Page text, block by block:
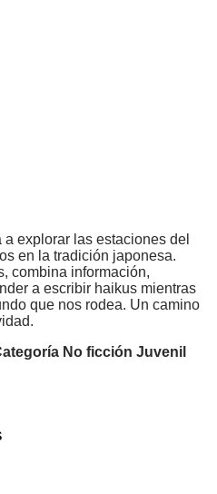
a explorar las estaciones del
en la tradición japonesa.
combina información,
a escribir haikus mientras
que nos rodea. Un camino
No ficción Juvenil